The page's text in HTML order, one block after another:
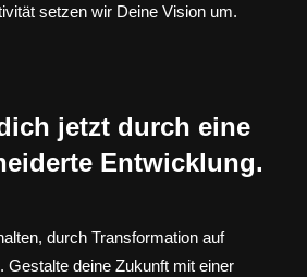
setzen wir Deine Vision um.
jetzt durch eine
Entwicklung.
durch Transformation auf
Gestalte deine Zukunft mit einer